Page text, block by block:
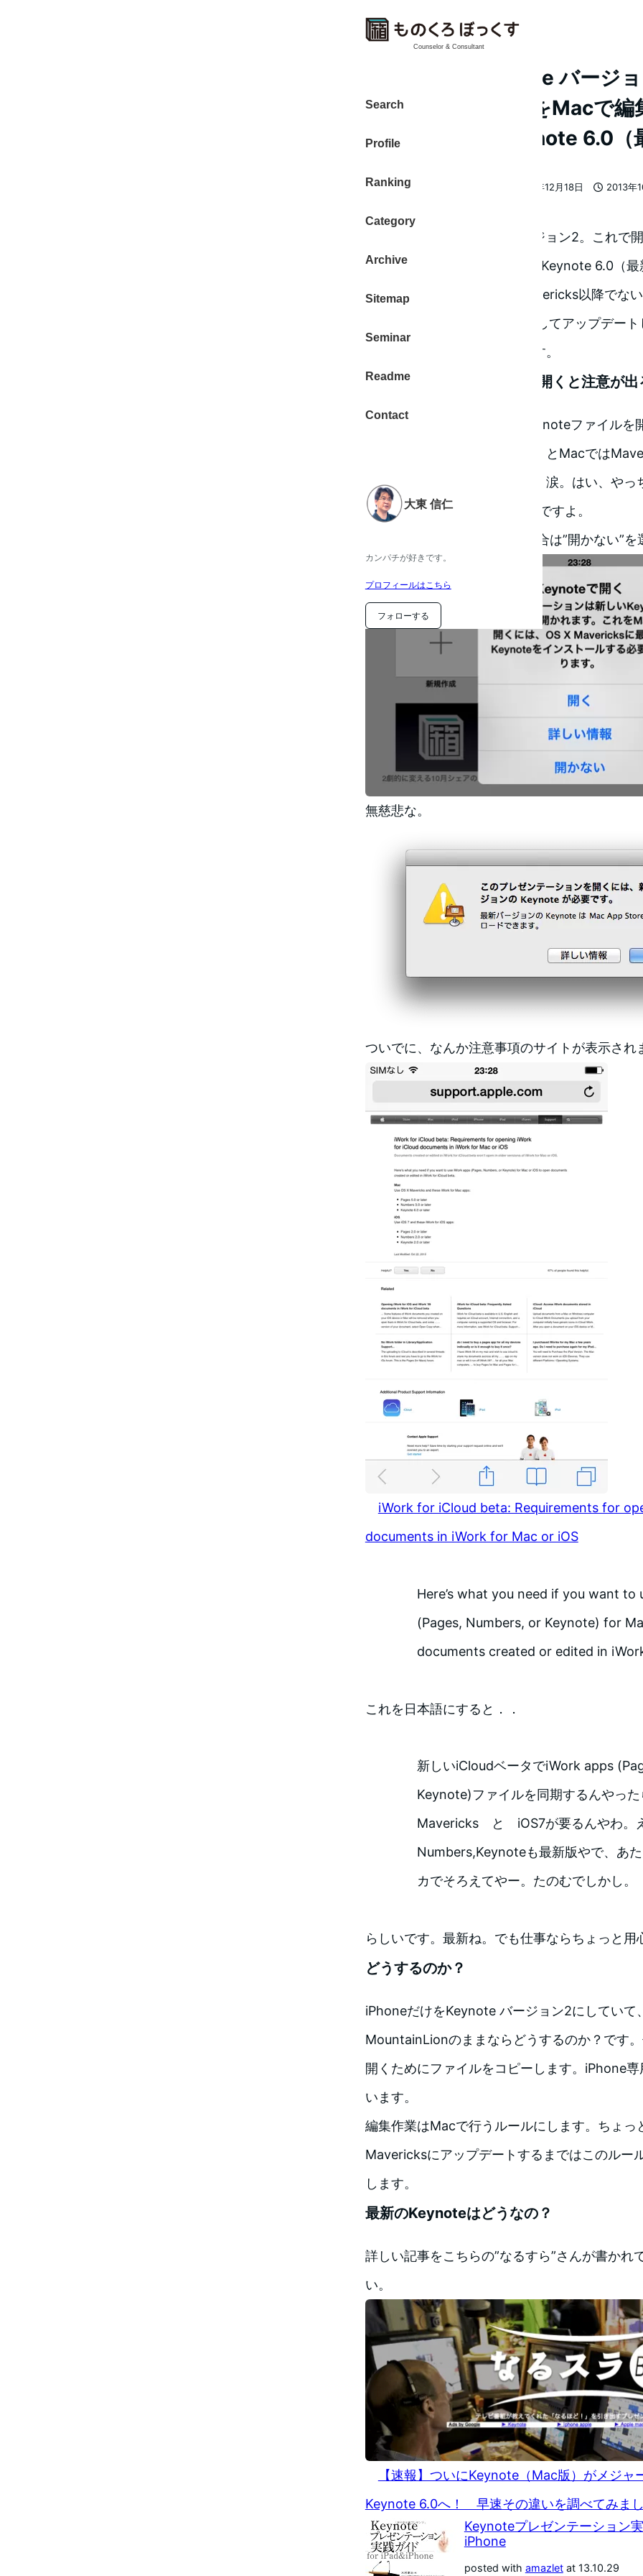
Counselor & Consultant
Search
Profile
Ranking
Category
Archive
Sitemap
Seminar
Readme
Contact
大東 信仁
カンパチが好きです。
プロフィールはこちら
フォローする
【iPhone】Keynote バージ
で開いたファイルをMacで編
Mavericks と Keynote 6.0（
2013年12月18日
2013年
者
大東 信仁（ものくろ）
最新版 iPhone Keynote バージョン2。これで
集（開く）には Mavericks と Keynote 6.0（最
Keynote 6.0は OS X 10.9 Mavericks以降でな
のですけど、iPhoneだけ先行してアップデー
ます。その時は注意が必要です。
以前のKeynoteファイルを開くと注意が出
古いバージョンで作られたKeynoteファイルを
表示されます。ここで『開く』とMacでは
がないと、開かなくなります。涙。はい、や
って、まだMountainLionなんですよ。
なので、ものくろ みたいな場合は”開かない”
無慈悲な。
ついでに、なんか注意事項のサイトが表示され
iWork for iCloud beta: Requirements for
documents in iWork for Mac or iOS
Here’s what you need if you want to
(Pages, Numbers, or Keynote) for
documents created or edited in
これを日本語にすると．．
新しいiCloudベータでiWork apps
Keynote)ファイルを同期するんやっ
Mavericks と iOS7が要るんやわ。
Numbers,Keynoteも最新版やで、あ
カでそろえてやー。たのむでしかし。
らしいです。最新ね。でも仕事ならちょっと用
どうするのか？
iPhoneだけをKeynote バージョン2にしていて
MountainLionのままならどうするのか？です
開くためにファイルをコピーします。iPhone
います。
編集作業はMacで行うルールにします。ちょっ
Mavericksにアップデートするまではこのルー
します。
最新のKeynoteはどうなの？
詳しい記事をこちらの”なるすら”さんが書かれ
い。
【速報】ついにKeynote（Mac版）がメジ
Keynote 6.0へ！ 早速その違いを調べてみま
Keynoteプレゼンテーション
iPhone
posted with amazletat 13.10.29